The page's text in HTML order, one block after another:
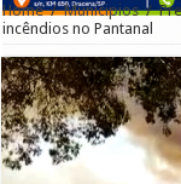
Home / Municipios /
incêndios no Pantanal